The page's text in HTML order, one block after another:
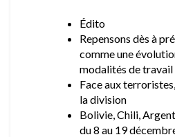
Édito
Repensons dès à
comme une
modalités de travail
Face aux
la division
Bolivie, Chili,
du 8 au 19